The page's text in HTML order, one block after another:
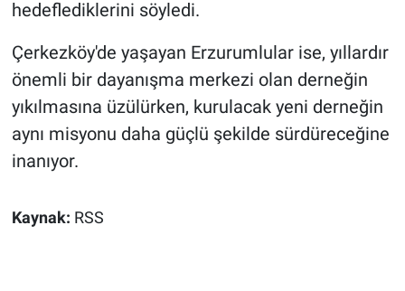
hedeflediklerini söyledi.
Çerkezköy'de yaşayan Erzurumlular ise, yıllardır
önemli bir dayanışma merkezi olan derneğin
yıkılmasına üzülürken, kurulacak yeni derneğin
aynı misyonu daha güçlü şekilde sürdüreceğine
inanıyor.
Kaynak: RSS